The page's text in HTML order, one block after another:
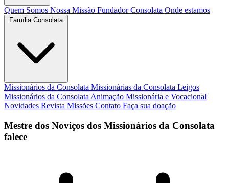
Quem Somos Nossa Missão FundadorConsolata Onde estamos
Família Consolata
Missionários da Consolata Missionárias da Consolata Leigos
Missionários da Consolata Animação Missionária e Vocacional
Novidades Revista Missões Contato Faça sua doação
Mestre dos Noviços dos Missionários da Consolata
falece